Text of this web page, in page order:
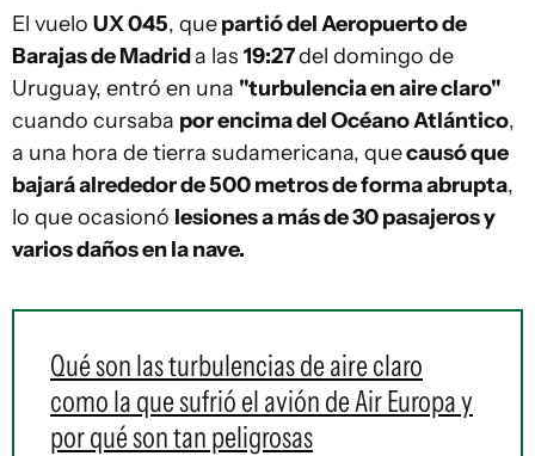
El vuelo UX 045, quepartió del Aeropuerto de
Barajas de Madrida las 19:27del domingo de
Uruguay, entró en una "turbulencia en aire claro"
cuando cursaba por encima del Océano Atlántico,
a una hora de tierra sudamericana, quecausó que
bajará alrededor de 500 metros de forma abrupta,
lo que ocasionó lesiones a más de 30 pasajeros y
varios daños en la nave.
Qué son las turbulencias de aire claro
como la que sufrió el avión de Air Europa y
por qué son tan peligrosas